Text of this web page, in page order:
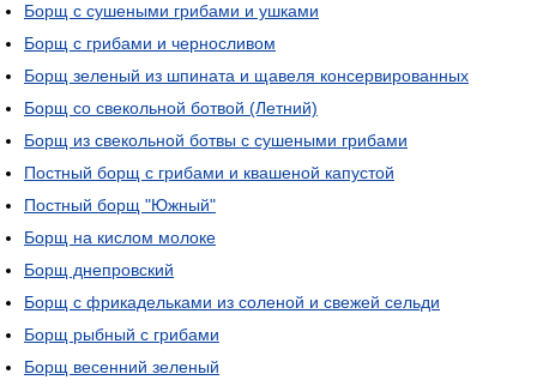
Борщ с сушеными грибами и ушками
Борщ с грибами и черносливом
Борщ зеленый из шпината и щавеля консервированных
Борщ со свекольной ботвой (Летний)
Борщ из свекольной ботвы с сушеными грибами
Постный борщ с грибами и квашеной капустой
Постный борщ "Южный"
Борщ на кислом молоке
Борщ днепровский
Борщ с фрикадельками из соленой и свежей сельди
Борщ рыбный с грибами
Борщ весенний зеленый